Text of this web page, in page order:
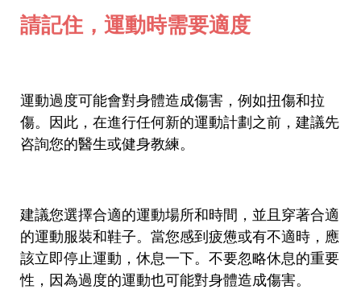
請記住，運動時需要適度
運動過度可能會對身體造成傷害，例如扭傷和拉
傷。因此，在進行任何新的運動計劃之前，建議先
咨詢您的醫生或健身教練。
建議您選擇合適的運動場所和時間，並且穿著合適
的運動服裝和鞋子。當您感到疲憊或有不適時，應
該立即停止運動，休息一下。不要忽略休息的重要
性，因為過度的運動也可能對身體造成傷害。